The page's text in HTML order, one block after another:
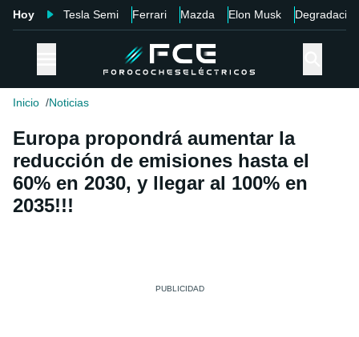
Hoy Tesla Semi Ferrari Mazda Elon Musk Degradación
Inicio Noticias
Europa propondrá aumentar la
reducción de emisiones hasta el
60% en 2030, y llegar al 100% en
2035!!!